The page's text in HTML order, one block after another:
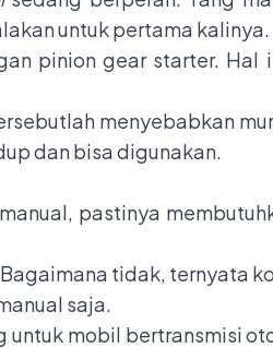
untuk pertama kalinya.
pinion gear starter. Hal
menyebabkan
dan bisa digunakan.
pastinya
tidak, ternyata
saja.
mobil bertransmisi